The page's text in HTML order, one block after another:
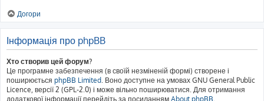
Догори
Інформація про phpBB
Хто створив цей форум?
Це програмне забезпечення (в своїй незміненій формі) створене і
поширюється phpBB Limited. Воно доступне на умовах GNU General Public
Licence, версії 2 (GPL-2.0) і може вільно поширюватися. Для отримання
додаткової інформації перейдіть за посиланням About phpBB.